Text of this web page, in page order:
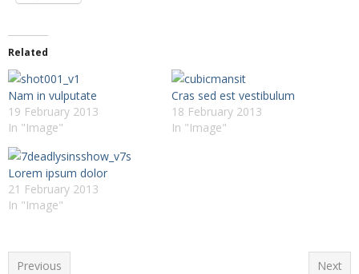
Related
Nam in vulputate
19 February 2013
In "Image"
Cras sed est vestibulum
18 February 2013
In "Image"
Lorem ipsum dolor
21 February 2013
In "Image"
Previous Next